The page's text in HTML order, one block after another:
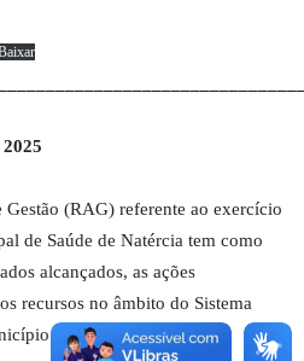
(RAG) referente ao exercício
de Saúde de Natércia tem como
alcançados, as ações
recursos no âmbito do Sistema